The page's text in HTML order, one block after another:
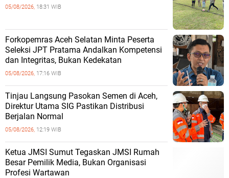
05/08/2026, 18:31 WIB
Forkopemras Aceh Selatan Minta Peserta
Seleksi JPT Pratama Andalkan Kompetensi
dan Integritas, Bukan Kedekatan
05/08/2026, 17:16 WIB
‎Tinjau Langsung Pasokan Semen di Aceh,
‎Direktur Utama SIG Pastikan Distribusi
Berjalan Normal ‎
05/08/2026, 12:19 WIB
Ketua JMSI Sumut Tegaskan JMSI Rumah
Besar Pemilik Media, Bukan Organisasi
Profesi Wartawan